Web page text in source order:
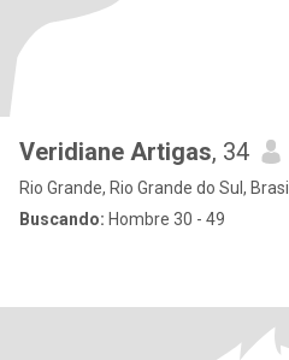
Veridiane Artigas, 34
Rio Grande, Rio Grande do Sul, Brasil
Buscando: Hombre 30 - 49